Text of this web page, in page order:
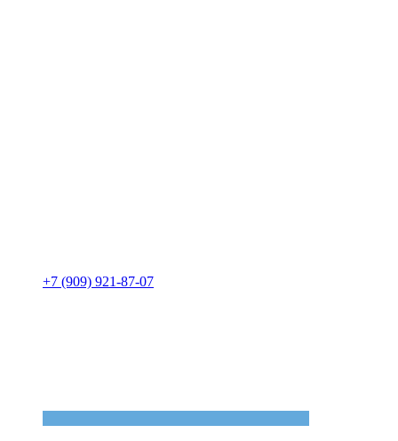
+7 (909) 921-87-07